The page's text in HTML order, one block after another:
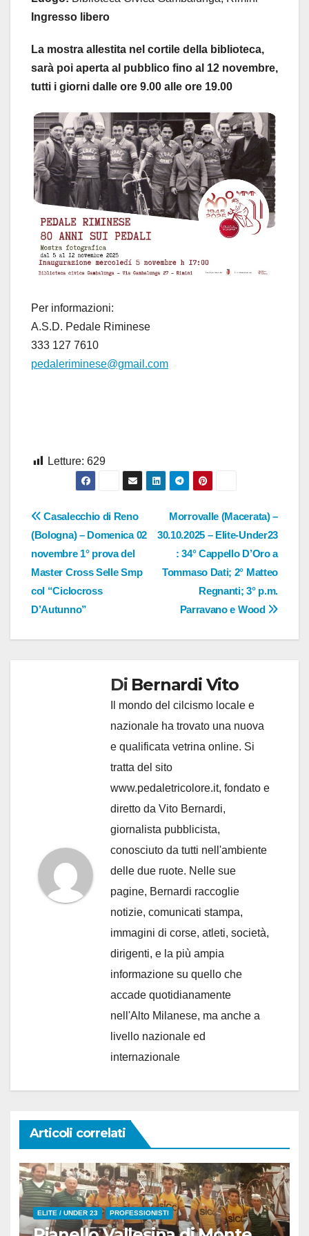
Ingresso libero
La mostra allestita nel cortile della biblioteca,
sarà poi aperta al pubblico fino al 12 novembre,
tutti i giorni dalle ore 9.00 alle ore 19.00
Per informazioni:
A.S.D. Pedale Riminese
333 127 7610
pedaleriminese@gmail.com
Letture: 629
Navigazione
articoli
Morrovalle (Macerata) –
30.10.2025 – Elite-Under23
: 34° Cappello D’Oro a
Tommaso Dati; 2° Matteo
Regnanti; 3° p.m.
Parravano e Wood
Casalecchio di Reno
(Bologna) – Domenica 02
novembre 1° prova del
Master Cross Selle Smp
col “Ciclocross
D’Autunno”
Di Bernardi Vito
Il mondo del cilcismo locale e
nazionale ha trovato una nuova
e qualificata vetrina online. Si
tratta del sito
www.pedaletricolore.it, fondato e
diretto da Vito Bernardi,
giornalista pubblicista,
conosciuto da tutti nell'ambiente
delle due ruote. Nelle sue
pagine, Bernardi raccoglie
notizie, comunicati stampa,
immagini di corse, atleti, società,
dirigenti, e la più ampia
informazione su quello che
accade quotidianamente
nell'Alto Milanese, ma anche a
livello nazionale ed
internazionale
Articoli correlati
ELITE / UNDER 23 PROFESSIONISTI